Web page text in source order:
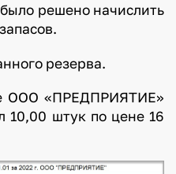
решено начислить
резерва.
ООО «ПРЕДПРИЯТИЕ»
10,00 штук по цене 16